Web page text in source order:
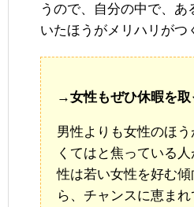
うので、自分の中で、あ
いたほうがメリハリがつ
→女性もぜひ休暇を取
男性よりも女性のほ
くてはと焦っている
性は若い女性を好む
ら、チャンスに恵ま